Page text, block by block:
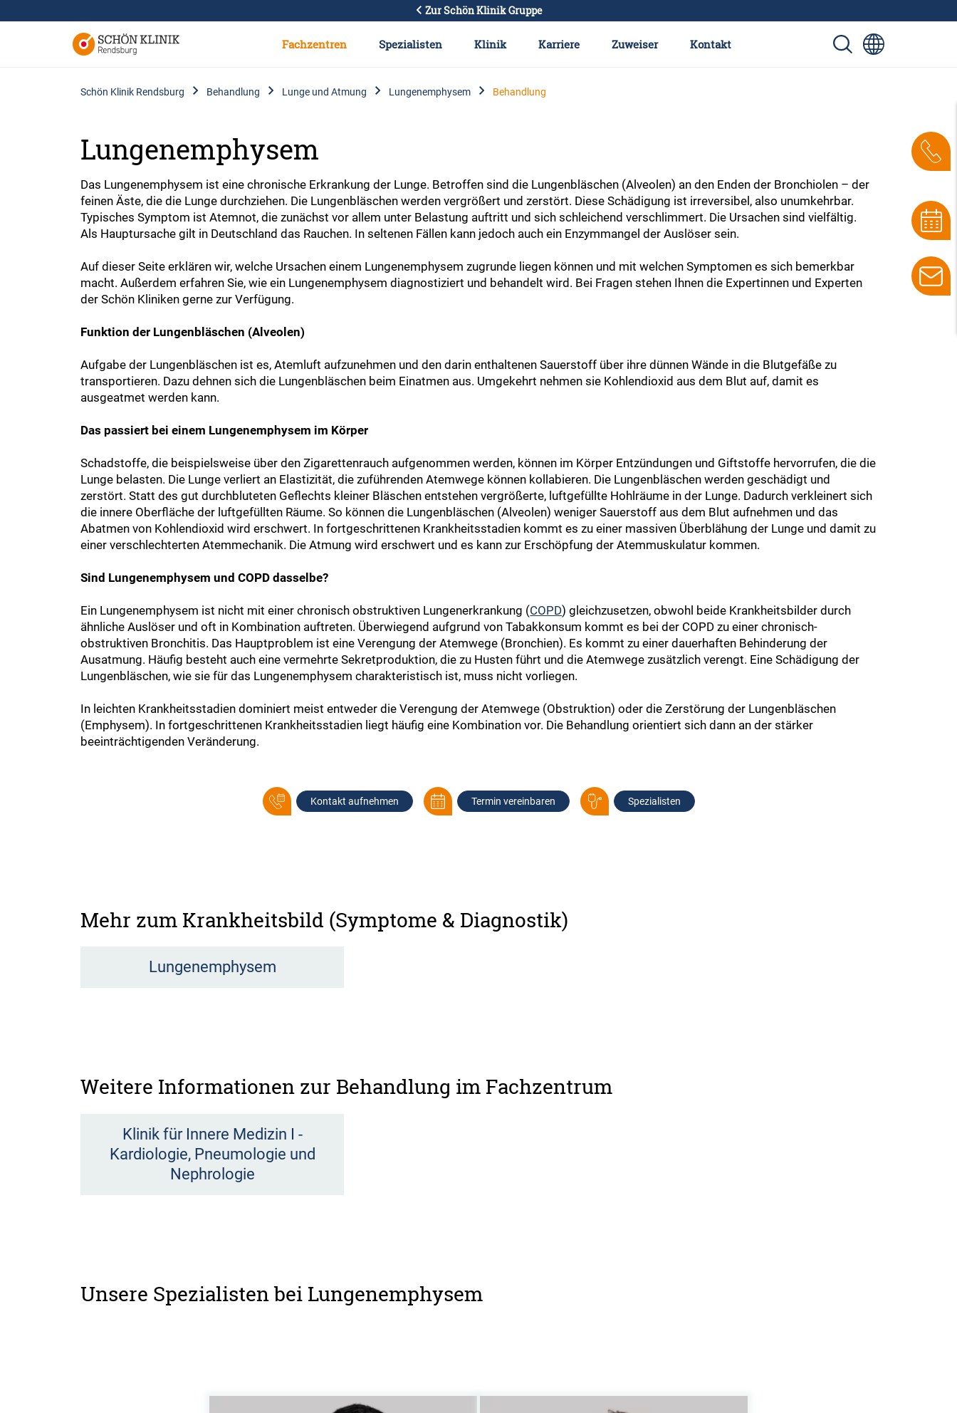
Zur Schön Klinik Gruppe
Fachzentren Spezialisten Klinik Karriere Zuweiser Kontakt
Schön Klinik Rendsburg Behandlung Lunge und Atmung Lungenemphysem Behandlung
Lungenemphysem
Das Lungenemphysem ist eine chronische Erkrankung der Lunge. Betroffen sind die Lungenbläschen (Alveolen) an den Enden der Bronchiolen – der
feinen Äste, die die Lunge durchziehen. Die Lungenbläschen werden vergrößert und zerstört. Diese Schädigung ist irreversibel, also unumkehrbar.
Typisches Symptom ist Atemnot, die zunächst vor allem unter Belastung auftritt und sich schleichend verschlimmert. Die Ursachen sind vielfältig.
Als Hauptursache gilt in Deutschland das Rauchen. In seltenen Fällen kann jedoch auch ein Enzymmangel der Auslöser sein.
Auf dieser Seite erklären wir, welche Ursachen einem Lungenemphysem zugrunde liegen können und mit welchen Symptomen es sich bemerkbar
macht. Außerdem erfahren Sie, wie ein Lungenemphysem diagnostiziert und behandelt wird. Bei Fragen stehen Ihnen die Expertinnen und Experten
der Schön Kliniken gerne zur Verfügung.
Funktion der Lungenbläschen (Alveolen)
Aufgabe der Lungenbläschen ist es, Atemluft aufzunehmen und den darin enthaltenen Sauerstoff über ihre dünnen Wände in die Blutgefäße zu
transportieren. Dazu dehnen sich die Lungenbläschen beim Einatmen aus. Umgekehrt nehmen sie Kohlendioxid aus dem Blut auf, damit es
ausgeatmet werden kann.
Das passiert bei einem Lungenemphysem im Körper
Schadstoffe, die beispielsweise über den Zigarettenrauch aufgenommen werden, können im Körper Entzündungen und Giftstoffe hervorrufen, die die
Lunge belasten. Die Lunge verliert an Elastizität, die zuführenden Atemwege können kollabieren. Die Lungenbläschen werden geschädigt und
zerstört. Statt des gut durchbluteten Geflechts kleiner Bläschen entstehen vergrößerte, luftgefüllte Hohlräume in der Lunge. Dadurch verkleinert sich
die innere Oberfläche der luftgefüllten Räume. So können die Lungenbläschen (Alveolen) weniger Sauerstoff aus dem Blut aufnehmen und das
Abatmen von Kohlendioxid wird erschwert. In fortgeschrittenen Krankheitsstadien kommt es zu einer massiven Überblähung der Lunge und damit zu
einer verschlechterten Atemmechanik. Die Atmung wird erschwert und es kann zur Erschöpfung der Atemmuskulatur kommen.
Sind Lungenemphysem und COPD dasselbe?
Ein Lungenemphysem ist nicht mit einer chronisch obstruktiven Lungenerkrankung (COPD) gleichzusetzen, obwohl beide Krankheitsbilder durch
ähnliche Auslöser und oft in Kombination auftreten. Überwiegend aufgrund von Tabakkonsum kommt es bei der COPD zu einer chronisch-
obstruktiven Bronchitis. Das Hauptproblem ist eine Verengung der Atemwege (Bronchien). Es kommt zu einer dauerhaften Behinderung der
Ausatmung. Häufig besteht auch eine vermehrte Sekretproduktion, die zu Husten führt und die Atemwege zusätzlich verengt. Eine Schädigung der
Lungenbläschen, wie sie für das Lungenemphysem charakteristisch ist, muss nicht vorliegen.
In leichten Krankheitsstadien dominiert meist entweder die Verengung der Atemwege (Obstruktion) oder die Zerstörung der Lungenbläschen
(Emphysem). In fortgeschrittenen Krankheitsstadien liegt häufig eine Kombination vor. Die Behandlung orientiert sich dann an der stärker
beeinträchtigenden Veränderung.
Kontakt aufnehmen Termin vereinbaren Spezialisten
Mehr zum Krankheitsbild (Symptome & Diagnostik)
Lungenemphysem
Weitere Informationen zur Behandlung im Fachzentrum
Klinik für Innere Medizin I -
Kardiologie, Pneumologie und
Nephrologie
Unsere Spezialisten bei Lungenemphysem